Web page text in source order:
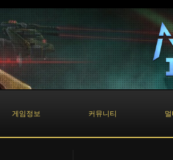
게임정보 커뮤니티
스케치북5
스케치북5